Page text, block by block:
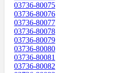
03736-80075
03736-80076
03736-80077
03736-80078
03736-80079
03736-80080
03736-80081
03736-80082